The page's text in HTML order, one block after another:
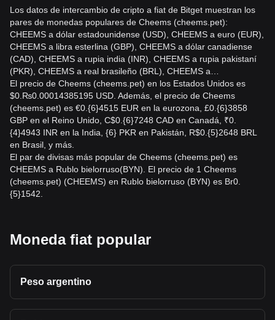
Los datos de intercambio de cripto a fiat de Bitget muestran los
pares de monedas populares de Cheems (cheems.pet):
CHEEMS a dólar estadounidense (USD), CHEEMS a euro (EUR),
CHEEMS a libra esterlina (GBP), CHEEMS a dólar canadiense
(CAD), CHEEMS a rupia india (INR), CHEEMS a rupia pakistaní
(PKR), CHEEMS a real brasileño (BRL), CHEEMS a…
El precio de Cheems (cheems.pet) en los Estados Unidos es
$0.₨0.00014385195 USD. Además, el precio de Cheems
(cheems.pet) es €0.{6}4515 EUR en la eurozona, £0.{6}3858
GBP en el Reino Unido, C$0.{6}7248 CAD en Canadá, ₹0.
{4}4943 INR en la India, {6} PKR en Pakistán, R$0.{5}2648 BRL
en Brasil, y más.
El par de divisas más popular de Cheems (cheems.pet) es
CHEEMS a Rublo bielorruso(BYN). El precio de 1 Cheems
(cheems.pet) (CHEEMS) en Rublo bielorruso (BYN) es Br0.
{5}1542.
Moneda fiat popular
Peso argentino